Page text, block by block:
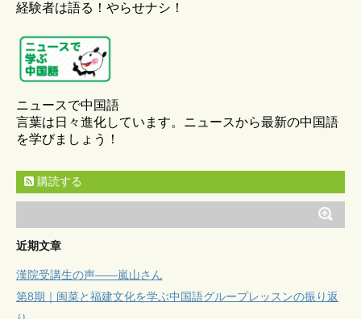
経験者は語る！やらせナシ！
ニュースで中国語
言葉は日々進化しています。ニュースから最新の中国語
を学びましょう！
購読する
近期文章
漢院受講生の声——嵐山さん
第8期｜闽菜と福建文化を学ぶ中国語グループレッスンの振り返